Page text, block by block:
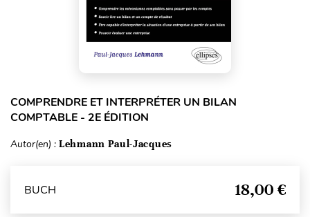
COMPRENDRE ET INTERPRÉTER UN BILAN
COMPTABLE - 2E ÉDITION
Autor(en) : Lehmann Paul-Jacques
BUCH 18,00 €